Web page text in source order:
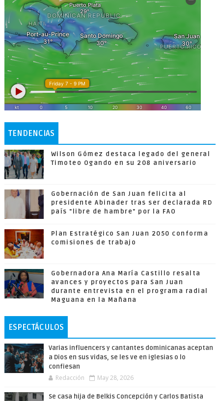
TENDENCIAS
Wilson Gómez destaca legado del general
Timoteo Ogando en su 208 aniversario
Gobernación de San Juan felicita al
presidente Abinader tras ser declarada RD
país "libre de hambre" por la FAO
Plan Estratégico San Juan 2050 conforma
comisiones de trabajo
Gobernadora Ana María Castillo resalta
avances y proyectos para San Juan
durante entrevista en el programa radial
Maguana en la Mañana
ESPECTÁCULOS
Varias influencers y cantantes dominicanas aceptan
a Dios en sus vidas, se les ve en iglesias o lo
confiesan
Redacción May 28, 2026
Se casa hija de Belkis Concepción y Carlos Batista